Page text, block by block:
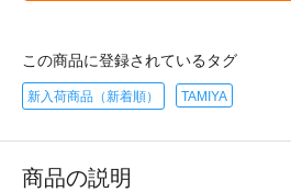
この商品に登録されているタグ
新入荷商品（新着順） TAMIYA
商品の説明